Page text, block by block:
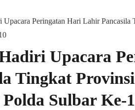
Upacara Peringatan Hari Lahir Pancasila
Upacara
Tingkat
Sulbar Ke-